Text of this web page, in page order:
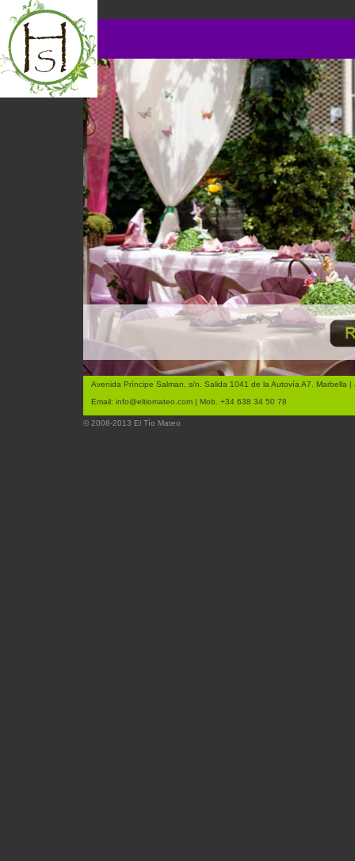
Avenida Príncipe Salman, s/n. Salida 1041 de la Autovía A7. Marbella |
Email: info@eltiomateo.com | Mob. +34 638 34 50 78
© 2008-2013 El Tío Mateo